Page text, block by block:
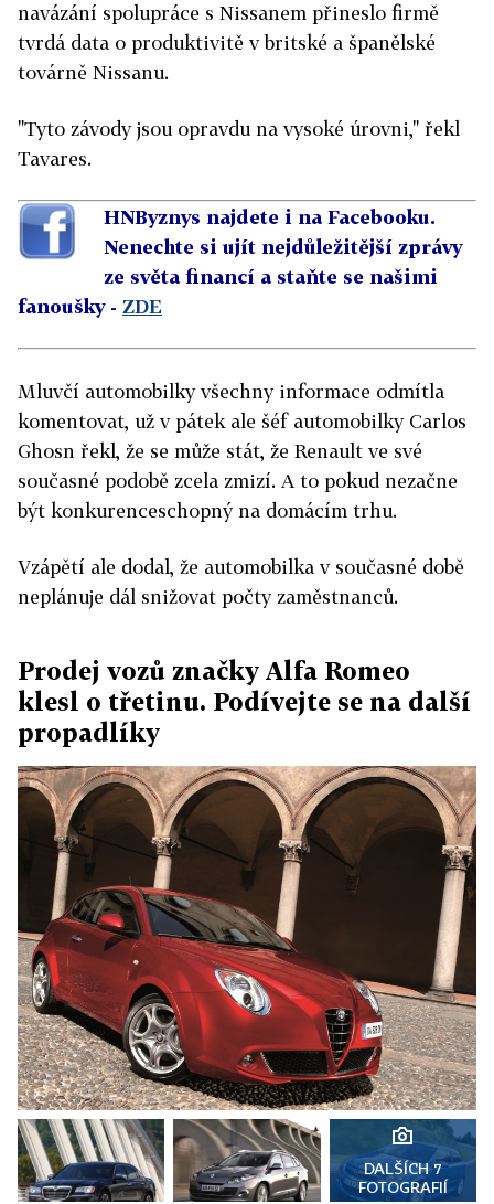
navázání spolupráce s Nissanem přineslo firmě
tvrdá data o produktivitě v britské a španělské
továrně Nissanu.
"Tyto závody jsou opravdu na vysoké úrovni," řekl
Tavares.
HNByznys najdete i na Facebooku.
Nenechte si ujít nejdůležitější zprávy
ze světa financí a staňte se našimi
fanoušky - ZDE
Mluvčí automobilky všechny informace odmítla
komentovat, už v pátek ale šéf automobilky Carlos
Ghosn řekl, že se může stát, že Renault ve své
současné podobě zcela zmizí. A to pokud nezačne
být konkurenceschopný na domácím trhu.
Vzápětí ale dodal, že automobilka v současné době
neplánuje dál snižovat počty zaměstnanců.
Prodej vozů značky Alfa Romeo
klesl o třetinu. Podívejte se na další
propadlíky
DALŠÍCH 7
FOTOGRAFIÍ